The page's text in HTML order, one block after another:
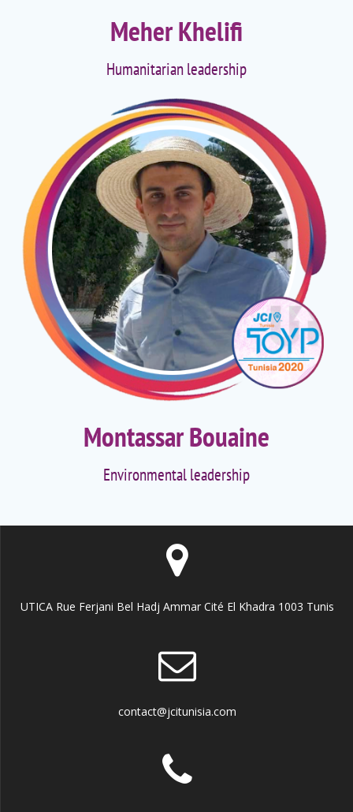
Meher Khelifi
Humanitarian leadership
Montassar Bouaine
Environmental leadership
UTICA Rue Ferjani Bel Hadj Ammar Cité El Khadra 1003 Tunis
contact@jcitunisia.com